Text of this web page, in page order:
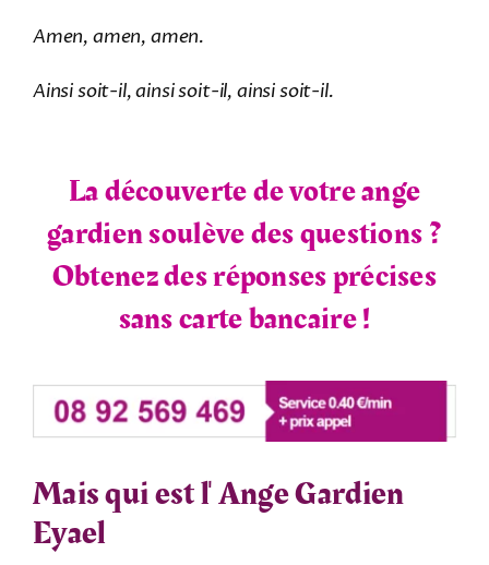
Amen, amen, amen.
Ainsi soit-il, ainsi soit-il, ainsi soit-il.
La découverte de votre ange
gardien soulève des questions ?
Obtenez des réponses précises
sans carte bancaire !
Mais qui est l'Ange Gardien
Eyael